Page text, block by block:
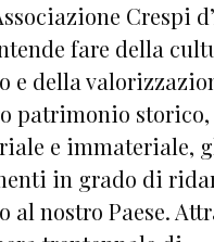
Crespi
fare della
e della
patrimonio storico,
e immateriale,
in grado di
al nostro Paese.